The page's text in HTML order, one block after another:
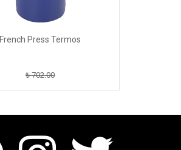
French Press Termos
₺ 702.00